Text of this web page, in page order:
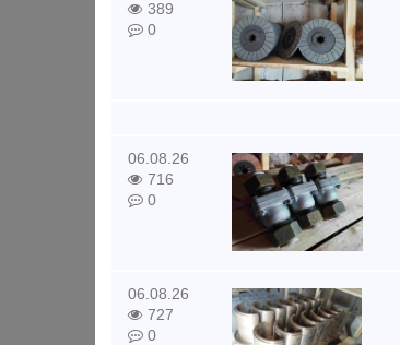
389
0
06.08.26
716
0
06.08.26
727
0